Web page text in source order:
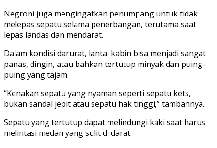
Negroni juga mengingatkan penumpang untuk tidak
melepas sepatu selama penerbangan, terutama saat
lepas landas dan mendarat.
Dalam kondisi darurat, lantai kabin bisa menjadi sangat
panas, dingin, atau bahkan tertutup minyak dan puing-
puing yang tajam.
“Kenakan sepatu yang nyaman seperti sepatu kets,
bukan sandal jepit atau sepatu hak tinggi,” tambahnya.
Sepatu yang tertutup dapat melindungi kaki saat harus
melintasi medan yang sulit di darat.